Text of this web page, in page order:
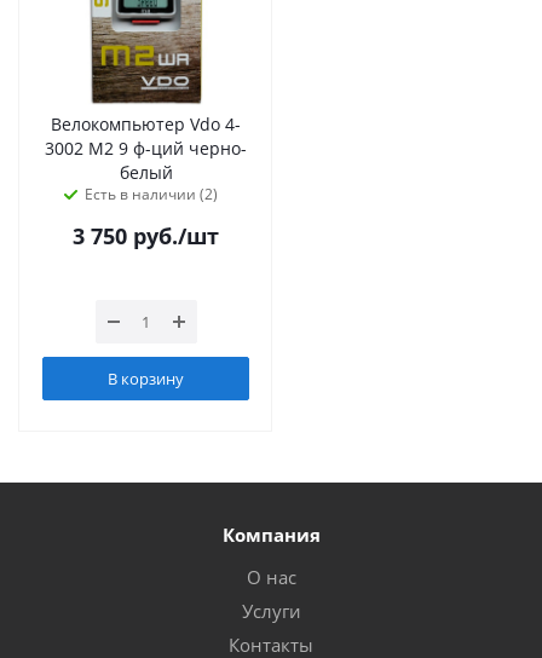
Велокомпьютер Vdo 4-
3002 M2 9 ф-ций черно-
белый
Есть в наличии (2)
3 750 руб./шт
В корзину
Компания
О нас
Услуги
Контакты